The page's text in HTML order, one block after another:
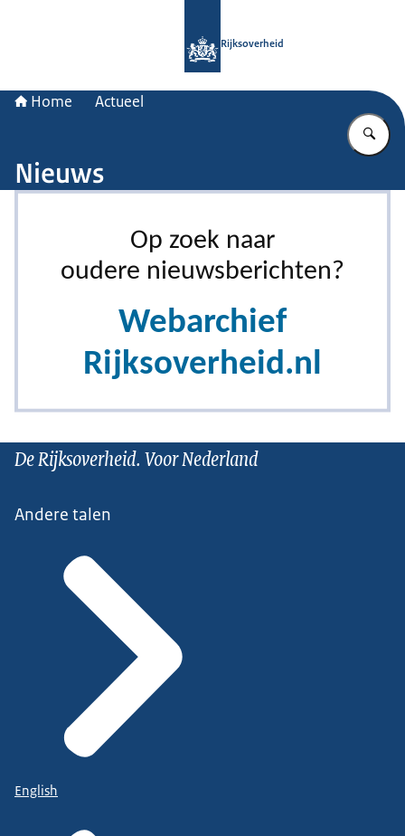
Rijksoverheid
Home Actueel
Nieuws
De Rijksoverheid. Voor Nederland
Andere talen
English